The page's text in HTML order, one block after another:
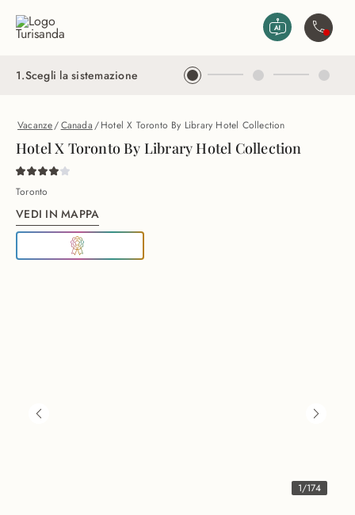
1.Scegli la sistemazione
Vacanze/Canada/Hotel X Toronto By Library Hotel Collection
Hotel X Toronto By Library Hotel Collection
Toronto
VEDI IN MAPPA
1/174